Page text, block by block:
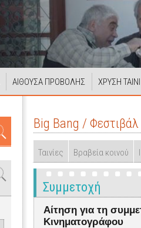
ΑΙΘΟΥΣΑ ΠΡΟΒΟΛΗΣ ΧΡΥΣΗ
Big Bang /
Ταινίες Βραβεία κοινού
Συμμετοχή
Αίτηση για τη
Κινηματογράφου